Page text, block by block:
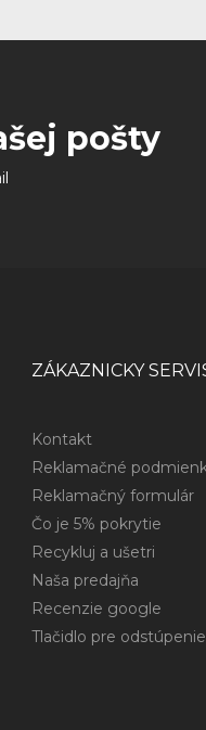
pošty
ZÁKAZNICKY
Kontakt
Reklamačné
Reklamačný formulár
Čo je 5% pokrytie
Recykluj a ušetri
Naša predajňa
Recenzie google
Tlačidlo pre